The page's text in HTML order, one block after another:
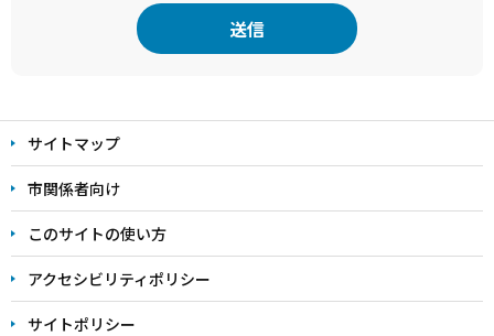
文
こ
こ
ま
で
サイトマップ
市関係者向け
このサイトの使い方
アクセシビリティポリシー
サイトポリシー